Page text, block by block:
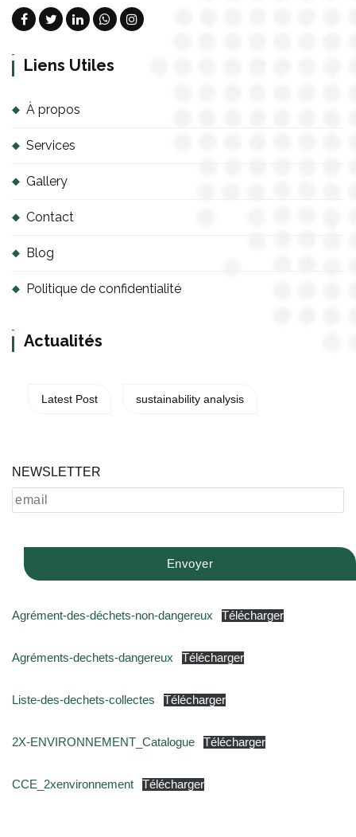
Liens Utiles
À propos
Services
Gallery
Contact
Blog
Politique de confidentialité
Actualités
Latest Post sustainability analysis
NEWSLETTER
Agrément-des-déchets-non-dangereux Télécharger
Agréments-dechets-dangereux Télécharger
Liste-des-dechets-collectes Télécharger
2X-ENVIRONNEMENT_Catalogue Télécharger
CCE_2xenvironnement Télécharger